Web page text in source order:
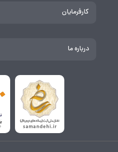
کارفرمایان
درباره ما